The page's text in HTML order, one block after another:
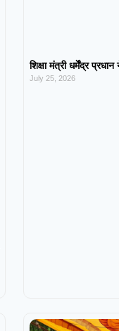
शिक्षा मंत्री धर्मेंद्र
July 25, 2026